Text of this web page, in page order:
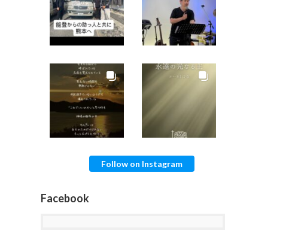
Follow on Instagram
Facebook